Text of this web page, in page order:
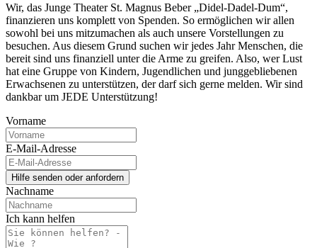
Wir, das Junge Theater St. Magnus Beber „Didel-Dadel-Dum“,
finanzieren uns komplett von Spenden. So ermöglichen wir allen
sowohl bei uns mitzumachen als auch unsere Vorstellungen zu
besuchen. Aus diesem Grund suchen wir jedes Jahr Menschen, die
bereit sind uns finanziell unter die Arme zu greifen. Also, wer Lust
hat eine Gruppe von Kindern, Jugendlichen und junggebliebenen
Erwachsenen zu unterstützen, der darf sich gerne melden. Wir sind
dankbar um JEDE Unterstützung!
Vorname
E-Mail-Adresse
Nachname
Ich kann helfen